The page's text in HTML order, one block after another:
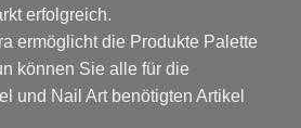
erfolgreich.
ermöglicht die Produkte Palette
können Sie alle für die
und Nail Art benötigten Artikel